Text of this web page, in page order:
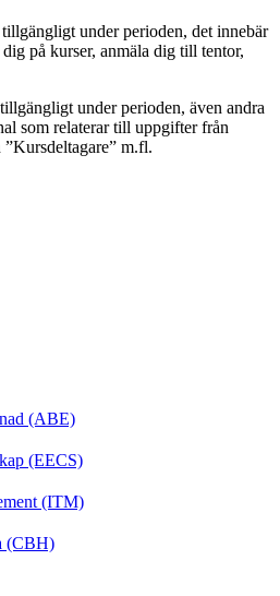
under perioden, det innebär
på kurser, anmäla dig till tentor,
under perioden, även andra
som relaterar till uppgifter från
m.fl.
(ABE)
(EECS)
(ITM)
(CBH)